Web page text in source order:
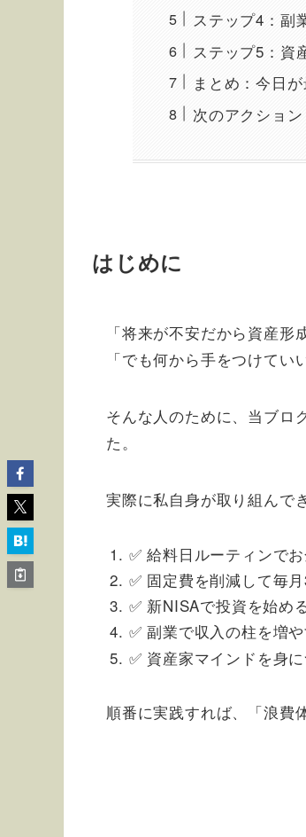
ステップ4：副
ステップ5：資
まとめ：今日
次のアクション
はじめに
「将来が不安だから資産形
「でも何から手をつけてい
そんな人のために、当ブロ
た。
実際に私自身が取り組んで
✅ 給料日ルーティンで
✅ 固定費を削減して毎
✅ 新NISAで投資を始め
✅ 副業で収入の柱を増
✅ 資産家マインドを身
順番に実践すれば、「浪費